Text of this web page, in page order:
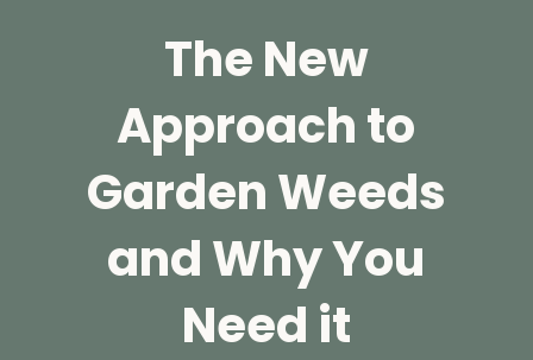
The New
Approach to
Garden Weeds
and Why You
Need it